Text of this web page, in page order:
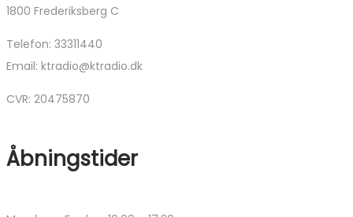
1800 Frederiksberg C
Telefon: 33311440
Email: ktradio@ktradio.dk
CVR: 20475870
Åbningstider